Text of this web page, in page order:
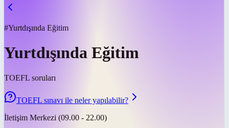
#Yurtdışında Eğitim
Yurtdışında Eğitim
TOEFL soruları
TOEFL sınavı ile neler yapılabilir?
İletişim Merkezi (09.00 - 22.00)